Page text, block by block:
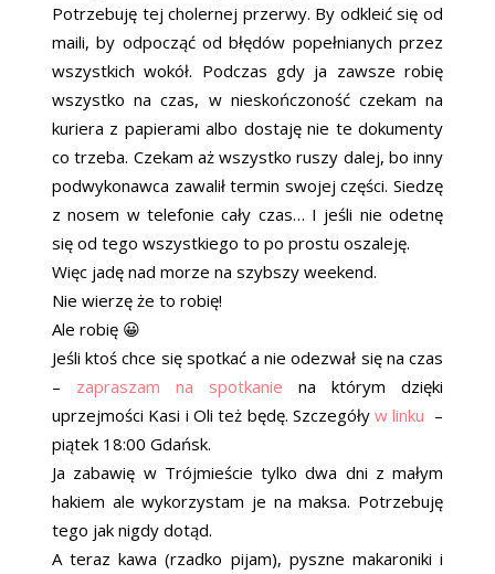
Potrzebuję tej cholernej przerwy. By odkleić się od
maili, by odpocząć od błędów popełnianych przez
wszystkich wokół. Podczas gdy ja zawsze robię
wszystko na czas, w nieskończoność czekam na
kuriera z papierami albo dostaję nie te dokumenty
co trzeba. Czekam aż wszystko ruszy dalej, bo inny
podwykonawca zawalił termin swojej części. Siedzę
z nosem w telefonie cały czas… I jeśli nie odetnę
się od tego wszystkiego to po prostu oszaleję.
Więc jadę nad morze na szybszy weekend.
Nie wierzę że to robię!
Ale robię 😀
Jeśli ktoś chce się spotkać a nie odezwał się na czas
– zapraszam na spotkanie na którym dzięki
uprzejmości Kasi i Oli też będę. Szczegóływ linku –
piątek 18:00 Gdańsk.
Ja zabawię w Trójmieście tylko dwa dni z małym
hakiem ale wykorzystam je na maksa. Potrzebuję
tego jak nigdy dotąd.
A teraz kawa (rzadko pijam), pyszne makaroniki i